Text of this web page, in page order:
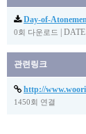
Day-of-
0회 다운로드 DATE
관련링크
http://
1450회 연결